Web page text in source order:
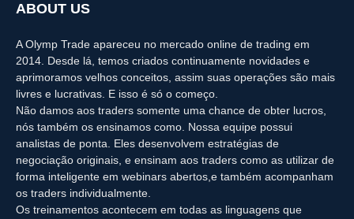
ABOUT US
A Olymp Trade apareceu no mercado online de trading em
2014. Desde lá, temos criados continuamente novidades e
aprimoramos velhos conceitos, assim suas operações são mais
livres e lucrativas. E isso é só o começo.
Não damos aos traders somente uma chance de obter lucros,
nós também os ensinamos como. Nossa equipe possui
analistas de ponta. Eles desenvolvem estratégias de
negociação originais, e ensinam aos traders como as utilizar de
forma inteligente em webinars abertos,e também acompanham
os traders individualmente.
Os treinamentos acontecem em todas as linguagens que